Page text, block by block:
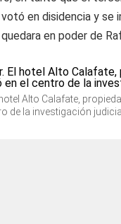
votó en disidencia y se
en poder de
hotel Alto Calafate,
de la investigación judicial.